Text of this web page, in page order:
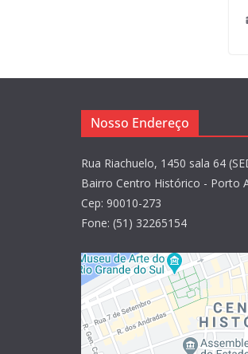
Nosso Endereço
Rua Riachuelo, 1450 sala 64
Bairro Centro Histórico - Porto
Cep: 90010-273
Fone: (51) 32265154